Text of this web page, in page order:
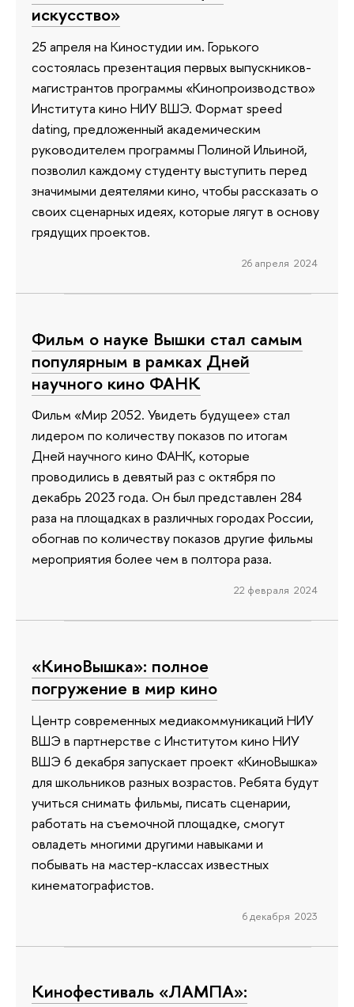
искусство»
25 апреля на Киностудии им. Горького
состоялась презентация первых выпускников-
магистрантов программы «Кинопроизводство»
Института кино НИУ ВШЭ. Формат speed
dating, предложенный академическим
руководителем программы Полиной Ильиной,
позволил каждому студенту выступить перед
значимыми деятелями кино, чтобы рассказать о
своих сценарных идеях, которые лягут в основу
грядущих проектов.
26 апреля 2024
Фильм о науке Вышки стал самым
популярным в рамках Дней
научного кино ФАНК
Фильм «Мир 2052. Увидеть будущее» стал
лидером по количеству показов по итогам
Дней научного кино ФАНК, которые
проводились в девятый раз с октября по
декабрь 2023 года. Он был представлен 284
раза на площадках в различных городах России,
обогнав по количеству показов другие фильмы
мероприятия более чем в полтора раза.
22 февраля 2024
«КиноВышка»: полное
погружение в мир кино
Центр современных медиакоммуникаций НИУ
ВШЭ в партнерстве с Институтом кино НИУ
ВШЭ 6 декабря запускает проект «КиноВышка»
для школьников разных возрастов. Ребята будут
учиться снимать фильмы, писать сценарии,
работать на съемочной площадке, смогут
овладеть многими другими навыками и
побывать на мастер-классах известных
кинематографистов.
6 декабря 2023
Кинофестиваль «ЛАМПА»: